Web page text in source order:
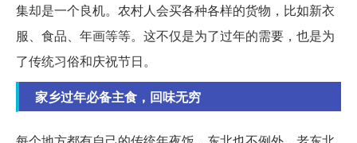
集却是一个良机。农村人会买各种各样的货物，比如新衣
服、食品、年画等等。这不仅是为了过年的需要，也是为
了传统习俗和庆祝节日。
家乡过年必备主食，回味无穷